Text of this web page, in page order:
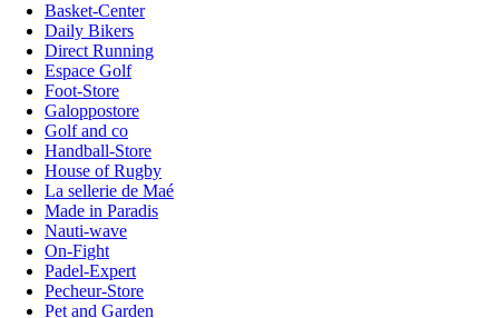
Basket-Center
Daily Bikers
Direct Running
Espace Golf
Foot-Store
Galoppostore
Golf and co
Handball-Store
House of Rugby
La sellerie de Maé
Made in Paradis
Nauti-wave
On-Fight
Padel-Expert
Pecheur-Store
Pet and Garden